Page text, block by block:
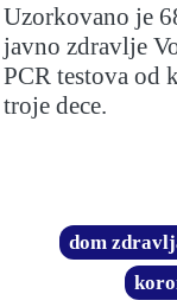
Uzorkovano je
javno zdravlje
PCR testova od
troje dece.
dom